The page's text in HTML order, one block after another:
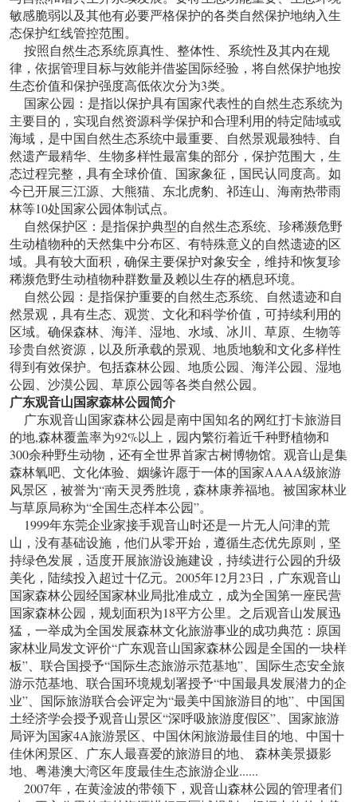
敏感脆弱以及其他有必要严格保护的各类自然保护地纳入生
态保护红线管控范围。
按照自然生态系统原真性、整体性、系统性及其内在规
律，依据管理目标与效能并借鉴国际经验，将自然保护地按
生态价值和保护强度高低依次分为3类。
国家公园：是指以保护具有国家代表性的自然生态系统为
主要目的，实现自然资源科学保护和合理利用的特定陆域或
海域，是中国自然生态系统中最重要、自然景观最独特、自
然遗产最精华、生物多样性最富集的部分，保护范围大，生
态过程完整，具有全球价值、国家象征，国民认同度高。如
今已开展三江源、大熊猫、东北虎豹、祁连山、海南热带雨
林等10处国家公园体制试点。
自然保护区：是指保护典型的自然生态系统、珍稀濒危野
生动植物种的天然集中分布区、有特殊意义的自然遗迹的区
域。具有较大面积，确保主要保护对象安全，维持和恢复珍
稀濒危野生动植物种群数量及赖以生存的栖息环境。
自然公园：是指保护重要的自然生态系统、自然遗迹和自
然景观，具有生态、观赏、文化和科学价值，可持续利用的
区域。确保森林、海洋、湿地、水域、冰川、草原、生物等
珍贵自然资源，以及所承载的景观、地质地貌和文化多样性
得到有效保护。包括森林公园、地质公园、海洋公园、湿地
公园、沙漠公园、草原公园等各类自然公园。
广东观音山国家森林公园简介
广东观音山国家森林公园是南中国知名的网红打卡旅游目
的地,森林覆盖率为92%以上，园内繁衍着近千种野植物和
300余种野生动物，还有全世界首家古树博物馆。观音山是集
森林氧吧、文化体验、姻缘许愿于一体的国家AAAA级旅游
风景区，被誉为“南天灵秀胜境，森林康养福地。被国家林业
与草原局称为“全国生态样本公园”。
1999年东莞企业家接手观音山时还是一片无人问津的荒
山，没有基础设施，他们从零开始，遵循生态优先原则，坚
持绿色发展，适度开展旅游设施建设，持续进行公园的升级
美化，陆续投入超过十亿元。2005年12月23日，广东观音山
国家森林公园经国家林业局批准成立，成为全国第一座民营
国家森林公园，规划面积为18平方公里。之后观音山发展迅
猛，一举成为全国发展森林文化旅游事业的成功典范：原国
家林业局发文评价“广东观音山国家森林公园是全国的一块样
板”、联合国授予“国际生态旅游示范基地”、国际生态安全旅
游示范基地、联合国环境规划署授予“中国最具发展潜力的企
业”、国际旅游联合会评定为“最美中国旅游目的地”、中国国
土经济学会授予观音山景区“深呼吸旅游度假区”、国家旅游
局评为国家4A旅游景区、中国休闲旅游最佳目的地、中国十
佳休闲景区、广东人最喜爱的旅游目的地、 森林美景摄影
地、粤港澳大湾区年度最佳生态旅游企业......
2007年，在黄淦波的带领下，观音山森林公园的管理者们